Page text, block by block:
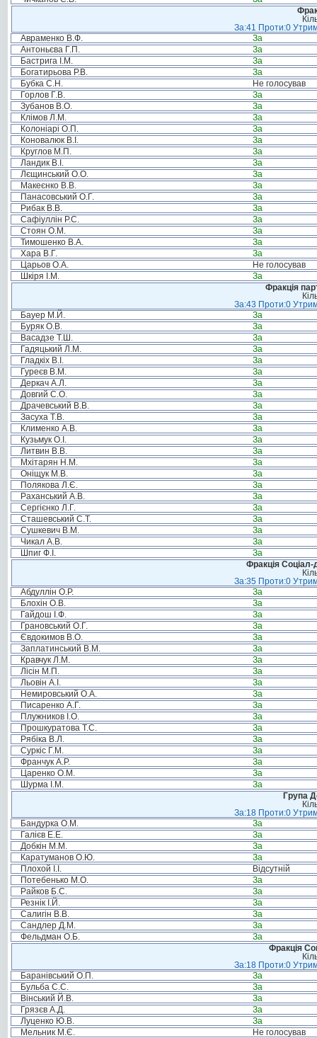
За:41 Проти:0
Авраменко В.Ф.
За
Антоньєва Г.П.
За
Бастрига І.М.
За
Богатирьова Р.В.
За
Бубка С.Н.
Не голосував
Горлов Г.В.
За
Зубанов В.О.
За
Клімов Л.М.
За
Колоніарі О.П.
За
Коновалюк В.І.
За
Круглов М.П.
За
Ландик В.І.
За
Лєщинський О.О.
За
Макеєнко В.В.
За
Панасовський О.Г.
За
Рибак В.В.
За
Сафіуллін Р.С.
За
Стоян О.М.
За
Тимошенко В.А.
За
Хара В.Г.
За
Царьов О.А.
Не голосував
Шкіря І.М.
За
Фракція
За:43 Проти:0
Бауер М.Й.
За
Буряк О.В.
За
Васадзе Т.Ш.
За
Гадяцький Л.М.
За
Гладкіх В.І.
За
Гуреєв В.М.
За
Деркач А.Л.
За
Довгий С.О.
За
Драчевський В.В.
За
Засуха Т.В.
За
Клименко А.В.
За
Кузьмук О.І.
За
Литвин В.В.
За
Мхітарян Н.М.
За
Оніщук М.В.
За
Полякова Л.Є.
За
Раханський А.В.
За
Сергієнко Л.Г.
За
Сташевський С.Т.
За
Сушкевич В.М.
За
Чикал А.В.
За
Шпиг Ф.І.
За
Фракція Соціал-
За:35 Проти:0
Абдуллін О.Р.
За
Блохін О.В.
За
Гайдош І.Ф.
За
Грановський О.Г.
За
Євдокимов В.О.
За
Заплатинський В.М.
За
Кравчук Л.М.
За
Лісін М.П.
За
Льовін А.І.
За
Немировський О.А.
За
Писаренко А.Г.
За
Плужников І.О.
За
Прошкуратова Т.С.
За
Рябіка В.Л.
За
Суркіс Г.М.
За
Франчук А.Р.
За
Царенко О.М.
За
Шурма І.М.
За
Група
За:18 Проти:0
Бандурка О.М.
За
Галієв Е.Е.
За
Добкін М.М.
За
Каратуманов О.Ю.
За
Плохой І.І.
Відсутній
Потебенько М.О.
За
Райков Б.С.
За
Резнік І.Й.
За
Салигін В.В.
За
Сандлер Д.М.
За
Фельдман О.Б.
За
Фракція
За:18 Проти:0
Баранівський О.П.
За
Бульба С.С.
За
Вінський Й.В.
За
Грязєв А.Д.
За
Луценко Ю.В.
За
Мельник М.Є.
Не голосував